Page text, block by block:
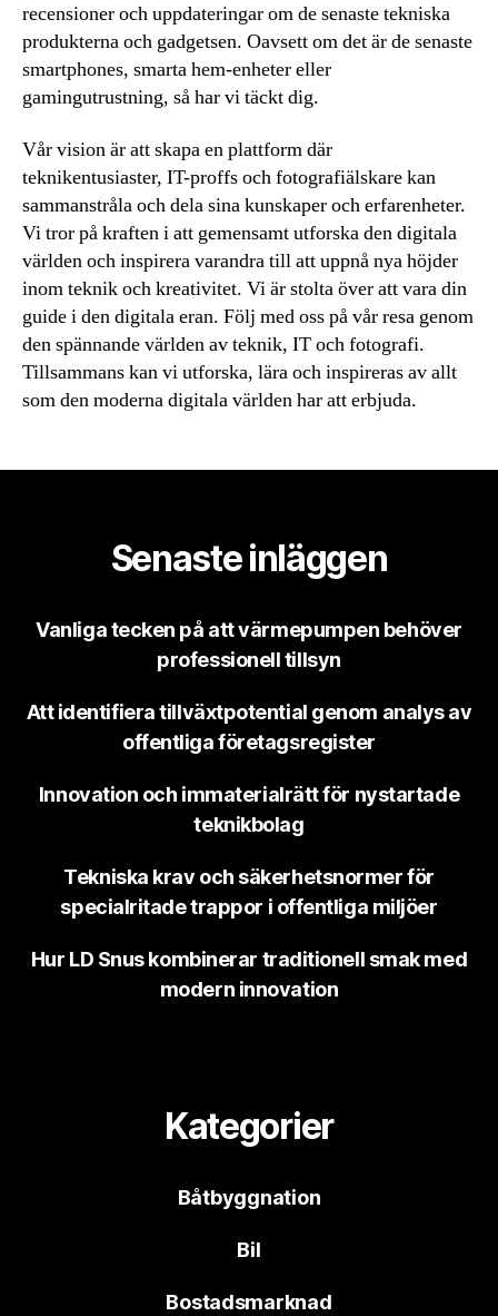
recensioner och uppdateringar om de senaste tekniska
produkterna och gadgetsen. Oavsett om det är de senaste
smartphones, smarta hem-enheter eller
gamingutrustning, så har vi täckt dig.
Vår vision är att skapa en plattform där
teknikentusiaster, IT-proffs och fotografiälskare kan
sammanstråla och dela sina kunskaper och erfarenheter.
Vi tror på kraften i att gemensamt utforska den digitala
världen och inspirera varandra till att uppnå nya höjder
inom teknik och kreativitet. Vi är stolta över att vara din
guide i den digitala eran. Följ med oss på vår resa genom
den spännande världen av teknik, IT och fotografi.
Tillsammans kan vi utforska, lära och inspireras av allt
som den moderna digitala världen har att erbjuda.
Senaste inläggen
Vanliga tecken på att värmepumpen behöver
professionell tillsyn
Att identifiera tillväxtpotential genom analys av
offentliga företagsregister
Innovation och immaterialrätt för nystartade
teknikbolag
Tekniska krav och säkerhetsnormer för
specialritade trappor i offentliga miljöer
Hur LD Snus kombinerar traditionell smak med
modern innovation
Kategorier
Båtbyggnation
Bil
Bostadsmarknad